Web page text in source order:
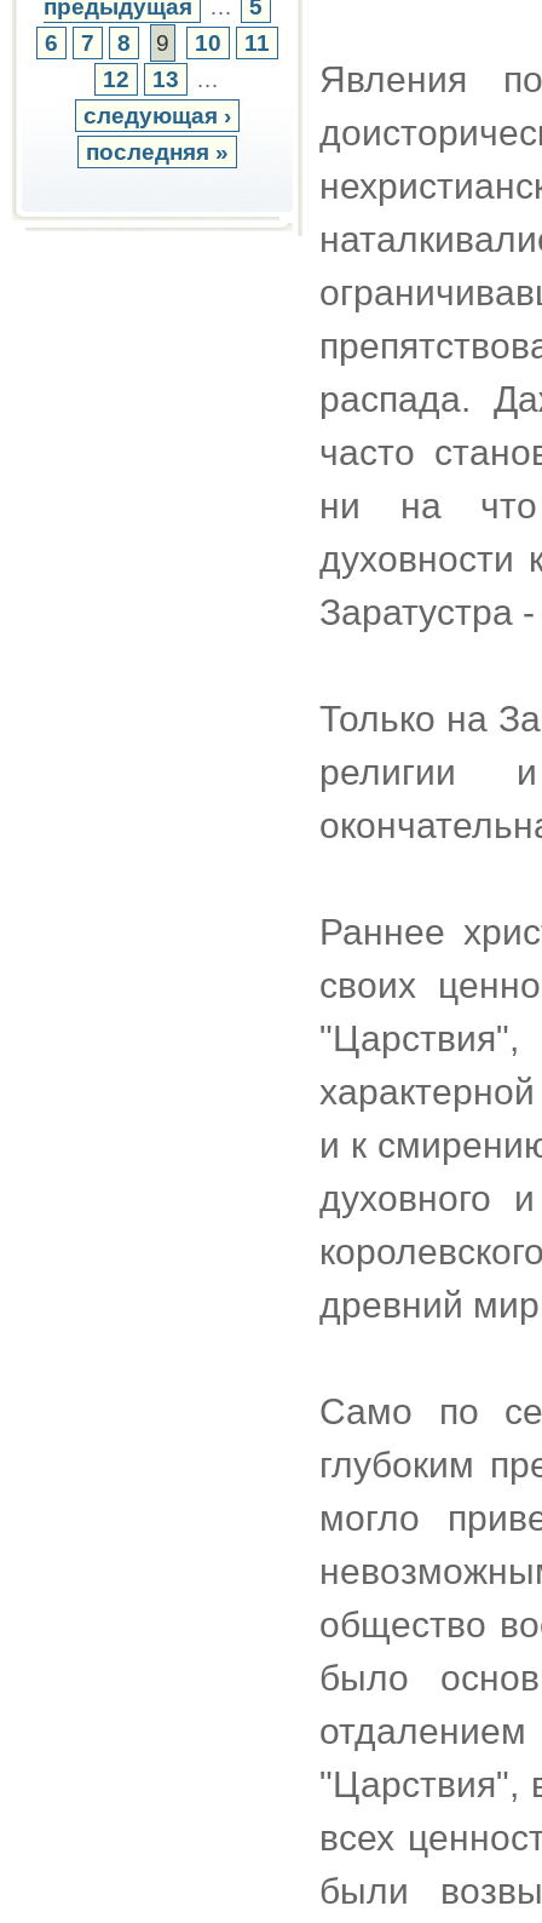
предыдущая …
5
6
7 8 9 10
11
12
13
…
следующая ›
последняя »
Явления
распада.
часто
ни на что
духовности
Заратустра
Только на
религии
Раннее
своих
и к
духовного
древний
Само по
глубоким
могло
общество
было
"Царствия",
всех
были